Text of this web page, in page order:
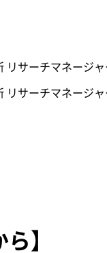
リサーチマネージ
サーチマネージ
】